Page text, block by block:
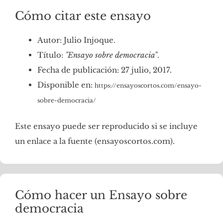
Cómo citar este ensayo
Autor: Julio Injoque.
Título: "Ensayo sobre democracia".
Fecha de publicación: 27 julio, 2017.
Disponible en: https://ensayoscortos.com/ensayo-
sobre-democracia/
Este ensayo puede ser reproducido si se incluye
un enlace a la fuente (ensayoscortos.com).
Cómo hacer un Ensayo sobre
democracia